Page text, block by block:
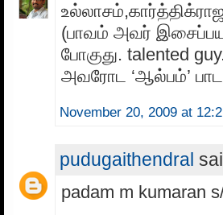
(பாவம் அவர்
போகுது. talented
அவரோட ‘ஆல்பம்’
November 20, 2009 at
pudugaithendral
padam m kumaran